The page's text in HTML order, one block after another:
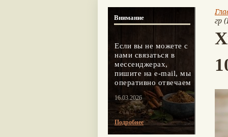
гр
Внимание
Если вы не можете с
нами связаться в
мессенджерах,
пишите на e-mail, мы
оперативно отвечаем
16.03.2026
Подробнее